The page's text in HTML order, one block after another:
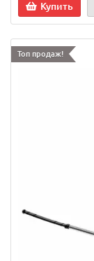
Купить
Топ продаж!